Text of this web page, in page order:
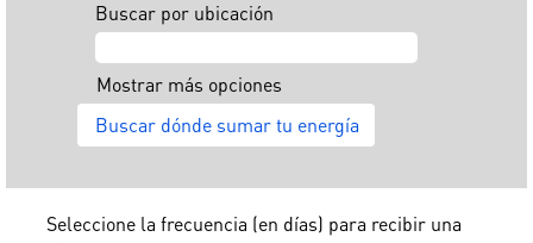
Buscar por ubicación
Mostrar más opciones
Seleccione la frecuencia (en días) para recibir una